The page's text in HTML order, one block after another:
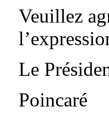
Veuillez
Le
Poincaré